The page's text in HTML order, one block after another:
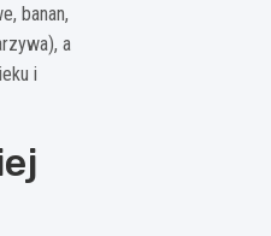
banan,
a
i